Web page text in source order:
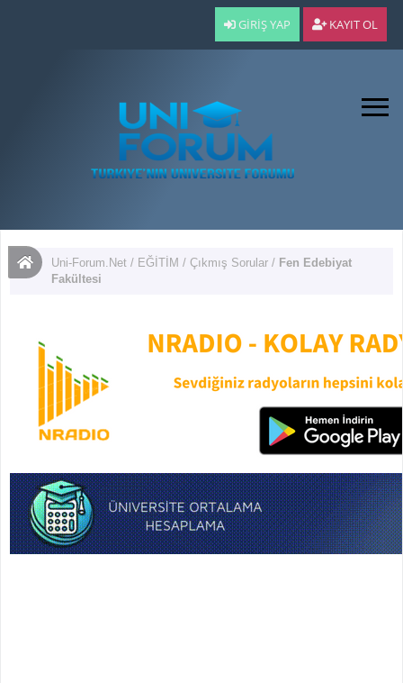
GIRIŞ YAP KAYIT OL
Uni-Forum.Net / EĞİTİM /Çıkmış Sorular / Fen Edebiyat
Fakültesi